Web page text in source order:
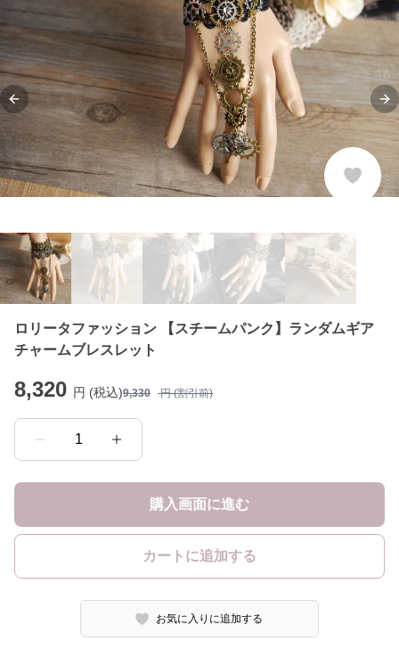
Previous slide
ロリータファッション 【スチームパンク】ランダムギア
チャームブレスレット
8,320 円 (税込)9,330 円 (割引前)
1
購入画面に進む
カートに追加する
お気に入りに追加する